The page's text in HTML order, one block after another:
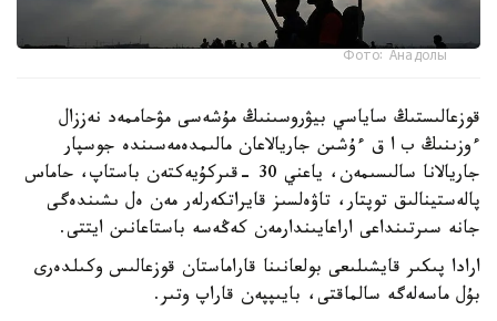
Фото: Анадолы
قوزعالىستىڭ ساياسي بيۋروسىنىڭ مۇشەسى مۋحاممەد نەززال
ءوزىنىڭ ب ا ق ءۇشىن جاريالاعان مالىمدەمەسىندە جوسپار
جاريالانا سالىسىمەن، ياعني 30 -قىركۇيەكتەن باستاپ، حاماس
پالەستينالىق توپتار، تاۋەلسىز قايراتكەرلەر مەن ەل ىشىندەگى
جانە سىرتىنداعى اراعايىندارمەن كەڭەسە باستاعانىن ايتتى.
ارادا پىكىر قايشىلىعى بولعانىنا قاراماستان قوزعالىس وكىلدەرى
بۇل ماسەلەگە سالماقتى، بايىپپەن قاراپ وتىر.